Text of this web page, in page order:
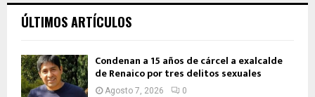
ÚLTIMOS ARTÍCULOS
Condenan a 15 años de cárcel a exalcalde
de Renaico por tres delitos sexuales
Agosto 7, 2026 0